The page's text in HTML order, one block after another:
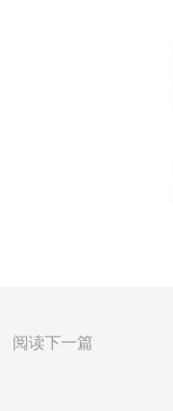
阅读下一篇